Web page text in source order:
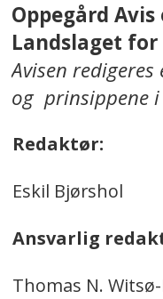
Oppegård
Landslaget
Avisen
og prinsippene
Redaktør:
Eskil Bjørshol
Ansvarlig
Thomas N.